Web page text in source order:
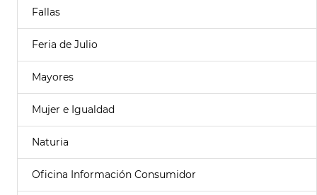
Fallas
Feria de Julio
Mayores
Mujer e Igualdad
Naturia
Oficina Información Consumidor